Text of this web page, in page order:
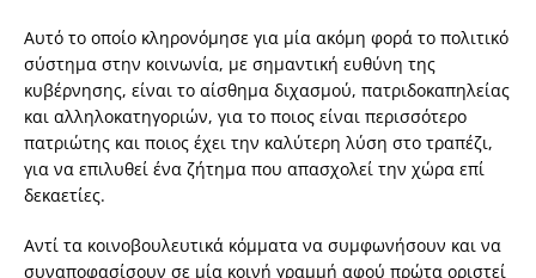
Αυτό το οποίο κληρονόμησε για μία ακόμη φορά το πολιτικό
σύστημα στην κοινωνία, με σημαντική ευθύνη της
κυβέρνησης, είναι το αίσθημα διχασμού, πατριδοκαπηλείας
και αλληλοκατηγοριών, για το ποιος είναι περισσότερο
πατριώτης και ποιος έχει την καλύτερη λύση στο τραπέζι,
για να επιλυθεί ένα ζήτημα που απασχολεί την χώρα επί
δεκαετίες.
Αντί τα κοινοβουλευτικά κόμματα να συμφωνήσουν και να
συναποφασίσουν σε μία κοινή γραμμή αφού πρώτα οριστεί